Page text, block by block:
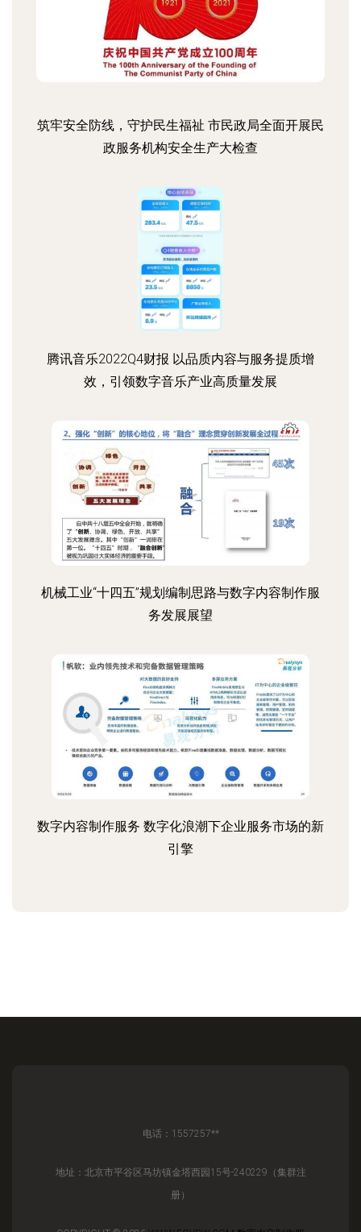
筑牢安全防线，守护民生福祉 市民政局全面开展民
政服务机构安全生产大检查
腾讯音乐2022Q4财报 以品质内容与服务提质增
效，引领数字音乐产业高质量发展
机械工业“十四五”规划编制思路与数字内容制作服
务发展展望
数字内容制作服务 数字化浪潮下企业服务市场的新
引擎
电话：1557257**
地址：北京市平谷区马坊镇金塔西园15号-240229（集群注
册）